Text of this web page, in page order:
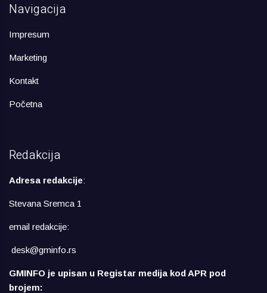
Navigacija
Impresum
Marketing
Kontakt
Početna
Redakcija
Adresa redakcije:
Stevana Sremca 1
email redakcije:
desk@gminfo.rs
GMINFO je upisan u Registar medija kod APR pod
brojem: